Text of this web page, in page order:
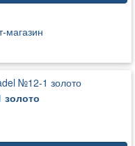
магазин
золото